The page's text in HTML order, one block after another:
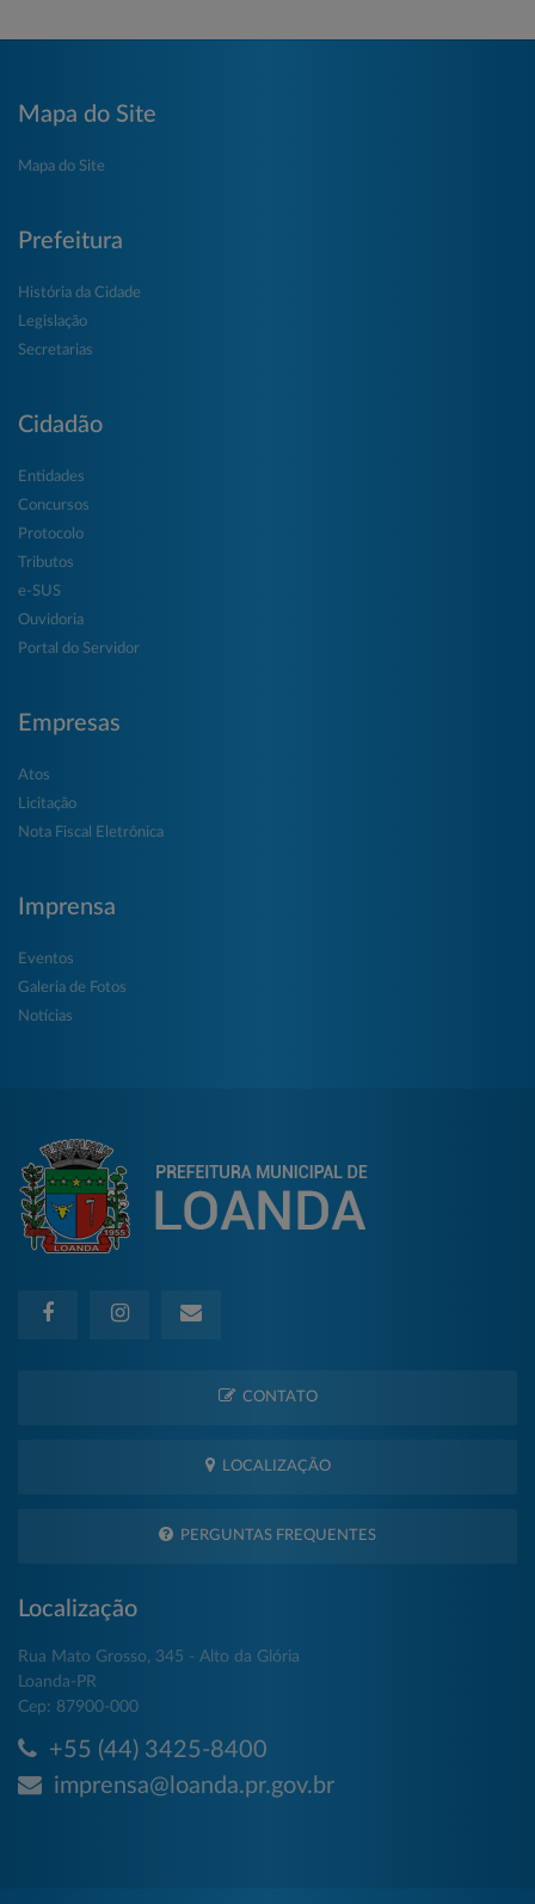
Mapa do Site
Mapa do Site
Prefeitura
História da Cidade
Legislação
Secretarias
Cidadão
Entidades
Concursos
Protocolo
Tributos
e-SUS
Ouvidoria
Portal do Servidor
Empresas
Atos
Licitação
Nota Fiscal Eletrônica
Imprensa
Eventos
Galeria de Fotos
Notícias
CONTATO
LOCALIZAÇÃO
PERGUNTAS FREQUENTES
Localização
Rua Mato Grosso, 345 - Alto da Glória
Loanda-PR
Cep: 87900-000
+55 (44) 3425-8400
imprensa@loanda.pr.gov.br